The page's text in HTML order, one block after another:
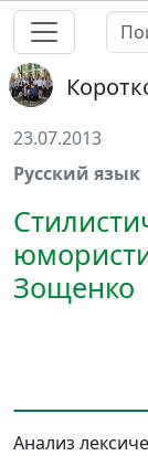
23.07.2013
Русский язык
Зощенко
Анализ